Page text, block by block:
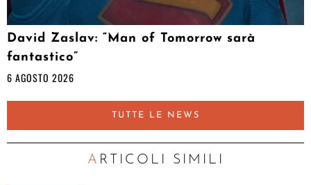
David Zaslav: “Man of Tomorrow sarà
fantastico”
6 AGOSTO 2026
TUTTE LE NEWS
ARTICOLI SIMILI